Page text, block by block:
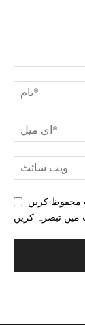
محفوظ کریں